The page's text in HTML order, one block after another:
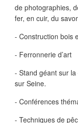
de photographies,
fer, en cuir, du
- Construction bois
- Ferronnerie d’art
- Stand géant sur
sur Seine.
- Conférences
- Techniques de